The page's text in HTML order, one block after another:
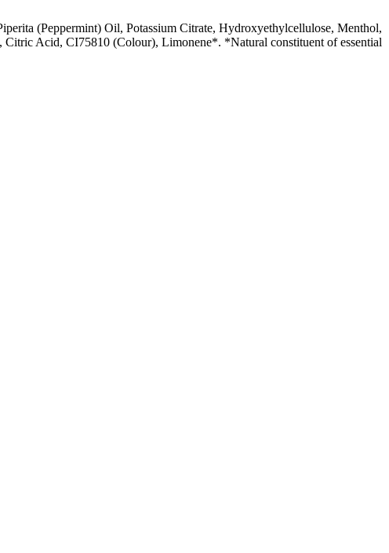
(Peppermint) Oil, Potassium Citrate, Hydroxyethylcellulose, Menthol,
Acid, CI75810 (Colour), Limonene*. *Natural constituent of essential